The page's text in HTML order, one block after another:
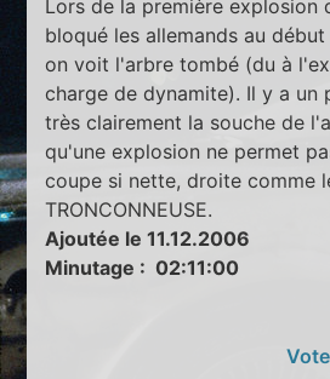
Lors de la première explosion
bloqué les allemands au
on voit l'arbre tombé (du à
charge de dynamite). Il y a un
très clairement la souche de
qu'une explosion ne permet
coupe si nette, droite comme
TRONCONNEUSE.
Ajoutée le 11.12.2006
Minutage : 02:11:00